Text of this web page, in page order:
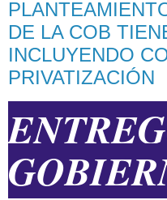
DE LA COB
INCLUYENDO
PRIVATIZACIÓN